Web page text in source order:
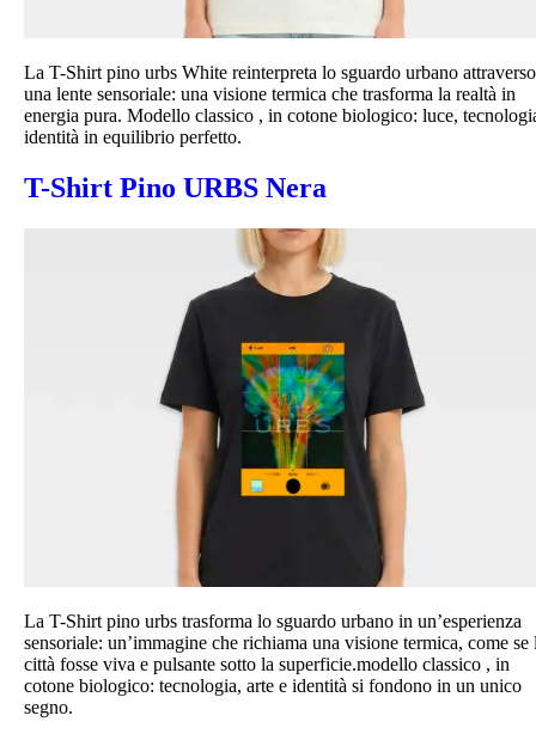
La T-Shirt pino urbs White reinterpreta lo sguardo urbano attraverso
una lente sensoriale: una visione termica che trasforma la realtà in
energia pura. Modello classico , in cotone biologico: luce,
identità in equilibrio perfetto.
T-Shirt Pino URBS Nera
La T-Shirt pino urbs trasforma lo sguardo urbano in un’esperienza
sensoriale: un’immagine che richiama una visione termica, come se
città fosse viva e pulsante sotto la superficie.modello classico , in
cotone biologico: tecnologia, arte e identità si fondono in un unico
segno.